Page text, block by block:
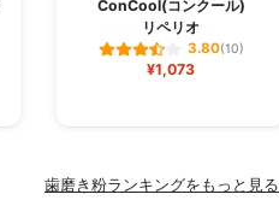
ConCool(コンクール)
リペリオ
3.80(10)
¥1,073
歯磨き粉ランキングをもっと見る